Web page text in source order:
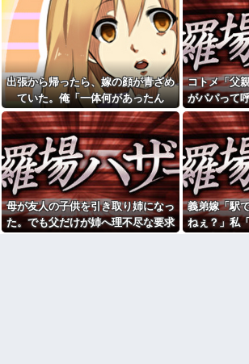
【驚愕】マチアプで会った外
国人からまさかの『こう』言わ
れたんやがこれワイ詰み
か？？？？？？？
警察「違反ですね」俺「一度
この車から見てくださいよ」→
見通しの悪い交差点で揉めた結
果、まさかの展開に…
ミスドで隣の席の女性二人の
会話が聞こえてきた。その内容
が、旦那と離婚したくてでっち
上げのDV証拠を...
アラフィフ正社員の男性が若
い20代の可愛い女の子以外には
挨拶をしない
私「もう離婚したい」夫「お
前は一生俺のために生きろ」→
話し合いになるはずが恐ろしい
要求を突き付けられて…
【結婚式
を暴露した
したいと
娘は幼稚
のお友達に
す そして
子さんが、
うあの子と
てもいいも
彼の母親
に彼母が「
ら仕事辞め
ね」と言っ
【画像】
あるｗ他
「今思え
中になっ
ンテンツ
しくてビックリ
出張から帰ったら、嫁の顔が青ざめ
ていた。俺「一体何があったん
だ？」嫁「…」→子供たちに話を聞
くと…
コトメ「父
がパパって
那「それは
母が友人の子供を引き取り姉になっ
た。でも父だけが姉へ理不尽な要求
義弟嫁「駅
ねぇ？」私